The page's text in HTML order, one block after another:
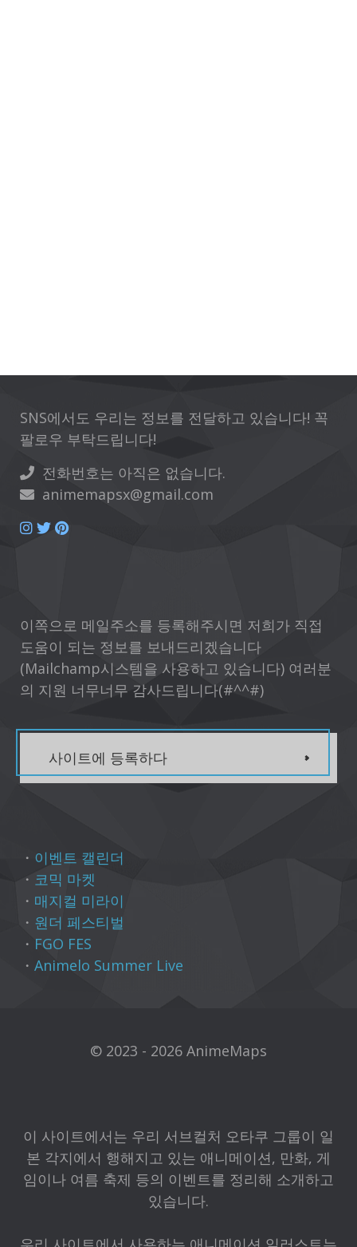
SNS에서도 우리는 정보를 전달하고 있습니다! 꼭
팔로우 부탁드립니다!
전화번호는 아직은 없습니다.
animemapsx@gmail.com
이쪽으로 메일주소를 등록해주시면 저희가 직접
도움이 되는 정보를 보내드리겠습니다
(Mailchamp시스템을 사용하고 있습니다) 여러분
의 지원 너무너무 감사드립니다(#^^#)
사이트에 등록하다
・ 이벤트 캘린더
・ 코믹 마켓
・ 매지컬 미라이
・ 원더 페스티벌
・ FGO FES
・ Animelo Summer Live
© 2023 - 2026 AnimeMaps
이 사이트에서는 우리 서브컬처 오타쿠 그룹이 일
본 각지에서 행해지고 있는 애니메이션, 만화, 게
임이나 여름 축제 등의 이벤트를 정리해 소개하고
있습니다.